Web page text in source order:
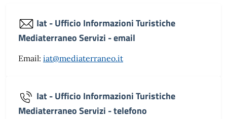
Iat - Ufficio Informazioni Turistiche
Mediaterraneo Servizi - email
Email: iat@mediaterraneo.it
Iat - Ufficio Informazioni Turistiche
Mediaterraneo Servizi - telefono